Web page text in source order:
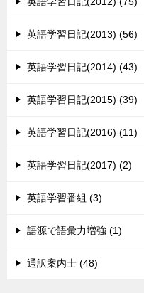
英語学習日記(2013) (56)
英語学習日記(2014) (43)
英語学習日記(2015) (39)
英語学習日記(2016) (11)
英語学習日記(2017) (2)
英語学習番組 (3)
語源で語彙力増強 (1)
通訳案内士 (48)